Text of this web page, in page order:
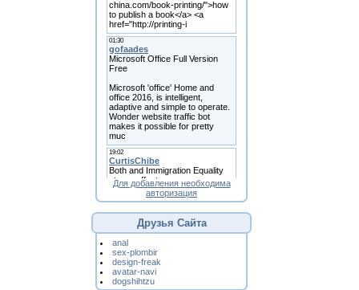
Для добавления необходима
авторизация
Друзья Сайта
anal
sex-plombir
design-freak
avatar-navi
dogshihtzu